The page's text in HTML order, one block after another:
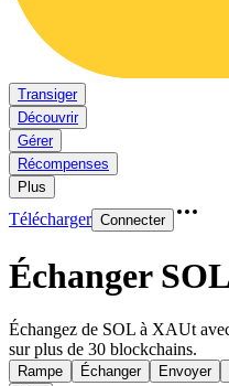
Transiger
Découvrir
Gérer
Récompenses
Plus
Télécharger Connecter
Échanger
Échangez de SOL à XAUt
sur plus de 30 blockchains.
Rampe Échanger Envoyer